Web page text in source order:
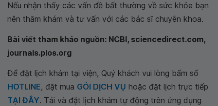
Nếu nhận thấy các vấn đề bất thường về sức khỏe bạn
nên thăm khám và tư vấn với các bác sĩ chuyên khoa.
Bài viết tham khảo nguồn: NCBI, sciencedirect.com,
journals.plos.org
Để đặt lịch khám tại viện, Quý khách vui lòng bấm số
HOTLINE, đặt mua GÓI DỊCH VỤ hoặc đặt lịch trực tiếp
TẠI ĐÂY. Tải và đặt lịch khám tự động trên ứng dụng